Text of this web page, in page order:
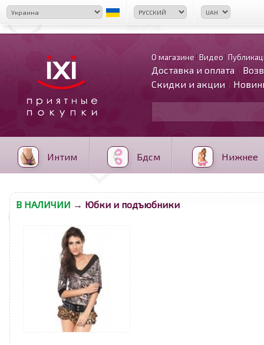
О магазине Видео
Доставка и оплата
Скидки и акции
Интим Бдсм Нижнее
В НАЛИЧИИ → Юбки и подъюбники